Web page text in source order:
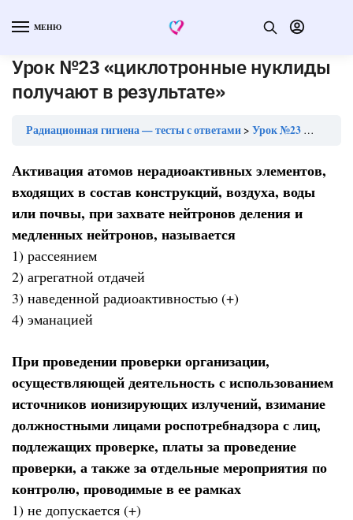
МЕНЮ
Урок №23 «циклотронные нуклиды
получают в результате»
Радиационная гигиена — тесты с ответами Урок №23 «циклотронные нуклиды получают в результате»
Активация атомов нерадиоактивных элементов,
входящих в состав конструкций, воздуха, воды
или почвы, при захвате нейтронов деления и
медленных нейтронов, называется
1) рассеянием
2) агрегатной отдачей
3) наведенной радиоактивностью (+)
4) эманацией
При проведении проверки организации,
осуществляющей деятельность с использованием
источников ионизирующих излучений, взимание
должностными лицами роспотребнадзора с лиц,
подлежащих проверке, платы за проведение
проверки, а также за отдельные мероприятия по
контролю, проводимые в ее рамках
1) не допускается (+)